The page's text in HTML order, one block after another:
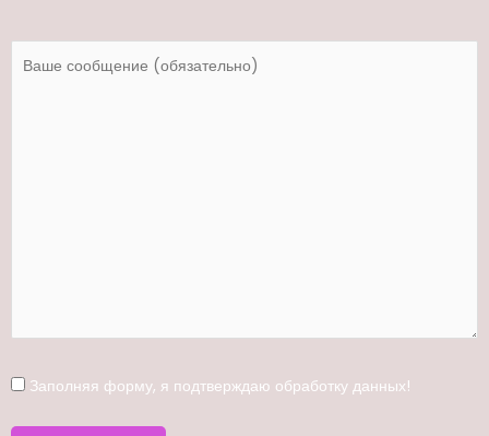
Заполняя форму, я подтверждаю обработку данных!